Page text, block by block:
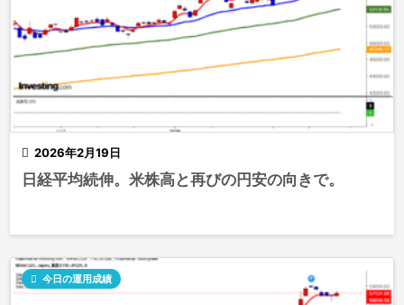
 2026年2月19日
日経平均続伸。米株高と再びの円安の向きで。
 今日の運用成績